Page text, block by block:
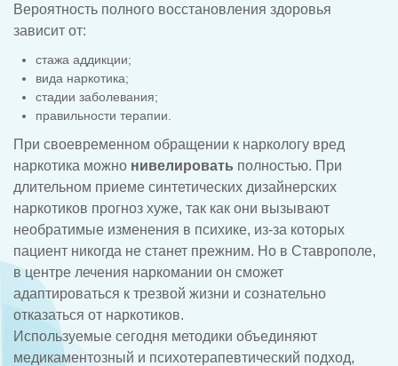
Вероятность полного восстановления здоровья
зависит от:
стажа аддикции;
вида наркотика;
стадии заболевания;
правильности терапии.
При своевременном обращении к наркологу вред
наркотика можно нивелировать полностью. При
длительном приеме синтетических дизайнерских
наркотиков прогноз хуже, так как они вызывают
необратимые изменения в психике, из-за которых
пациент никогда не станет прежним. Но в Ставрополе,
в центре лечения наркомании он сможет
адаптироваться к трезвой жизни и сознательно
отказаться от наркотиков.
Используемые сегодня методики объединяют
медикаментозный и психотерапевтический подход,